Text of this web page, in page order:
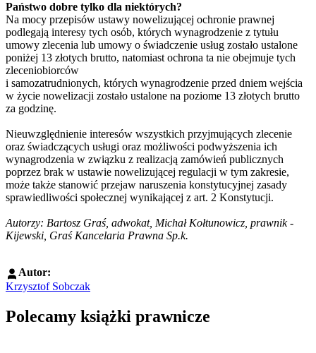
Państwo dobre tylko dla niektórych?
Na mocy przepisów ustawy nowelizującej ochronie prawnej
podlegają interesy tych osób, których wynagrodzenie z tytułu
umowy zlecenia lub umowy o świadczenie usług zostało ustalone
poniżej 13 złotych brutto, natomiast ochrona ta nie obejmuje tych
zleceniobiorców
i samozatrudnionych, których wynagrodzenie przed dniem wejścia
w życie nowelizacji zostało ustalone na poziome 13 złotych brutto
za godzinę.
Nieuwzględnienie interesów wszystkich przyjmujących zlecenie
oraz świadczących usługi oraz możliwości podwyższenia ich
wynagrodzenia w związku z realizacją zamówień publicznych
poprzez brak w ustawie nowelizującej regulacji w tym zakresie,
może także stanowić przejaw naruszenia konstytucyjnej zasady
sprawiedliwości społecznej wynikającej z art. 2 Konstytucji.
Autorzy: Bartosz Graś, adwokat, Michał Kołtunowicz, prawnik -
Kijewski, Graś Kancelaria Prawna Sp.k.
Autor:
Krzysztof Sobczak
Polecamy książki prawnicze